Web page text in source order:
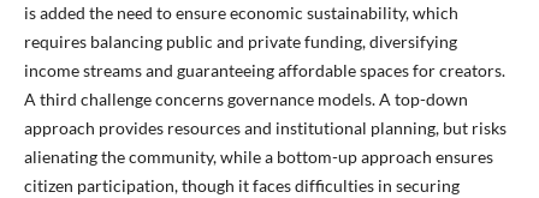
is added the need to ensure economic sustainability, which
requires balancing public and private funding, diversifying
income streams and guaranteeing affordable spaces for creators.
A third challenge concerns governance models. A top-down
approach provides resources and institutional planning, but risks
alienating the community, while a bottom-up approach ensures
citizen participation, though it faces difficulties in securing